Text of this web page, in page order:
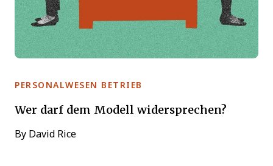
PERSONALWESEN BETRIEB
Wer darf dem Modell widersprechen?
By David Rice